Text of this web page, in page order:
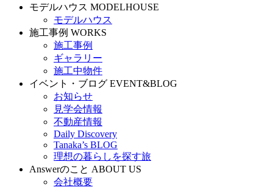
モデルハウス MODELHOUSE
モデルハウス
施工事例 WORKS
施工事例
ギャラリー
施工中物件
イベント・ブログ EVENT&BLOG
お知らせ
見学会情報
不動産情報
Daily Discovery
Tanaka’s BLOG
理想の暮らしを探す旅
Answerのこと ABOUT US
会社概要